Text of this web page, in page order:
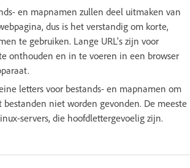
en mapnamen zullen deel uitmaken van
dus is het verstandig om korte,
te gebruiken. Lange URL's zijn voor
onthouden en in te voeren in een browser
letters voor bestands- en mapnamen om
bestanden niet worden gevonden. De meeste
servers, die hoofdlettergevoelig zijn.